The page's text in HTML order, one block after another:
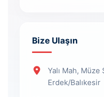
Bize Ulaşın
Yalı Mah,
Erdek/Balıkesir